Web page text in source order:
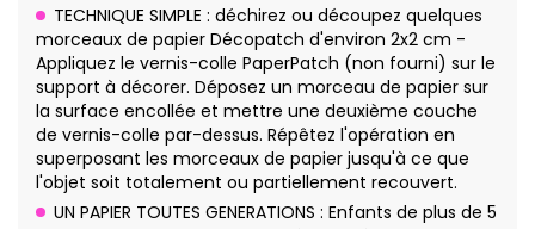
TECHNIQUE SIMPLE : déchirez ou découpez quelques
morceaux de papier Décopatch d'environ 2x2 cm -
Appliquez le vernis-colle PaperPatch (non fourni) sur le
support à décorer. Déposez un morceau de papier sur
la surface encollée et mettre une deuxième couche
de vernis-colle par-dessus. Répêtez l'opération en
superposant les morceaux de papier jusqu'à ce que
l'objet soit totalement ou partiellement recouvert.
UN PAPIER TOUTES GENERATIONS : Enfants de plus de 5